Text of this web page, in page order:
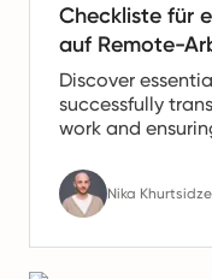
Checkliste für
auf Remote-
Discover
successfully
work and
Nika Khurtsidze